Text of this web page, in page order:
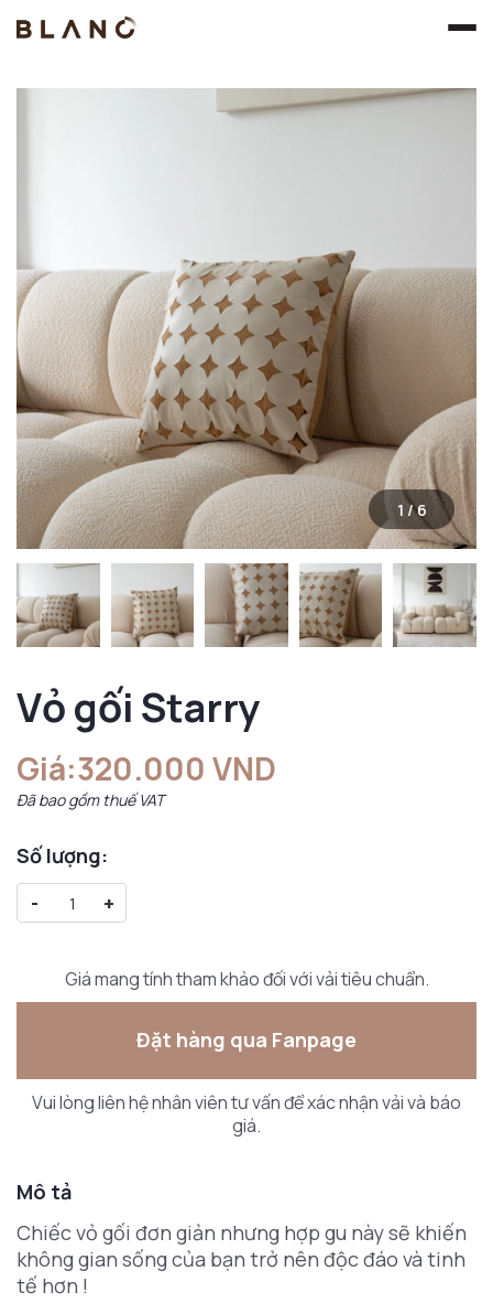
1 /6
Vỏ gối Starry
Giá:320.000 VND
Đã bao gồm thuế VAT
Số lượng:
-
+
Giá mang tính tham khảo đối với vải tiêu chuẩn.
Đặt hàng qua Fanpage
Vui lòng liên hệ nhân viên tư vấn để xác nhận vải và báo
giá.
Mô tả
Chiếc vỏ gối đơn giản nhưng hợp gu này sẽ khiến
không gian sống của bạn trở nên độc đáo và tinh
tế hơn !